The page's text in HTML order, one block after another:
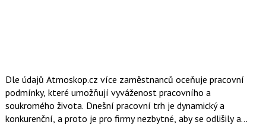
Dle údajů Atmoskop.cz více zaměstnanců oceňuje pracovní
podmínky, které umožňují vyváženost pracovního a
soukromého života. Dnešní pracovní trh je dynamický a
konkurenční, a proto je pro firmy nezbytné, aby se odlišily a